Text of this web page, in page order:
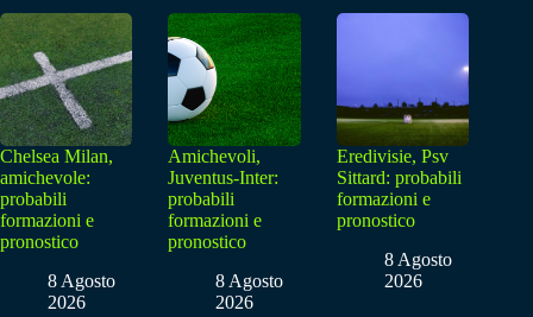
Chelsea Milan,
amichevole:
probabili
formazioni e
pronostico
8 Agosto
2026
Amichevoli,
Juventus-Inter:
probabili
formazioni e
pronostico
8 Agosto
2026
Eredivisie, Psv
Sittard: probabili
formazioni e
pronostico
8 Agosto
2026